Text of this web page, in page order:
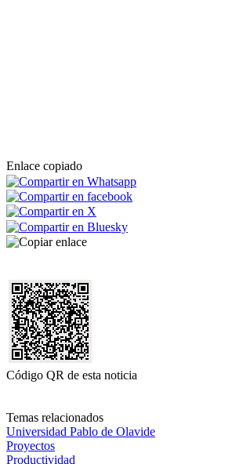
Enlace copiado
Código QR de esta noticia
Temas relacionados
Universidad Pablo de Olavide
Proyectos
Productividad